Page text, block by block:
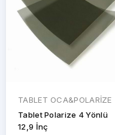
TABLET OCA&POLARİZE
Tablet Polarize 4 Yönlü
12,9 İnç